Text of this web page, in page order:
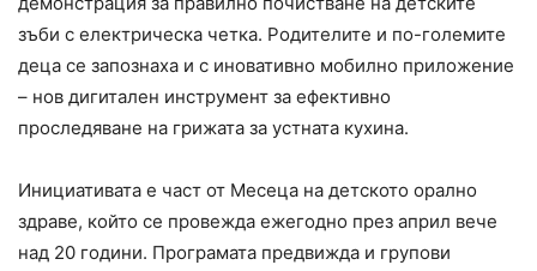
зъби с електрическа четка. Родителите и по-големите
деца се запознаха и с иновативно мобилно приложение
– нов дигитален инструмент за ефективно
проследяване на грижата за устната кухина.
Инициативата е част от Месеца на детското орално
здраве, който се провежда ежегодно през април вече
над 20 години. Програмата предвижда и групови